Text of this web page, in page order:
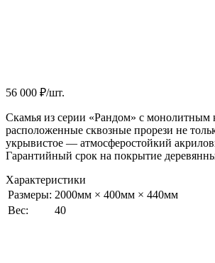
56 000 ₽/шт.
Скамья из серии «Рандом» с монолитным
расположенные сквозные прорези не
укрывистое — атмосферостойкий
Гарантийный срок на покрытие
Характеристики
Размеры: 2000мм × 400мм × 440мм
Вес:
40